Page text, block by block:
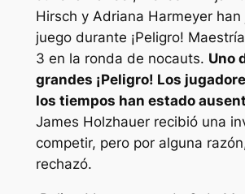
Hirsch y Adriana Harmeyer han
juego durante ¡Peligro! Maestría
3 en la ronda de nocauts. Uno
grandes ¡Peligro! Los
los tiempos han estado
James Holzhauer recibió una
competir, pero por alguna
rechazó.